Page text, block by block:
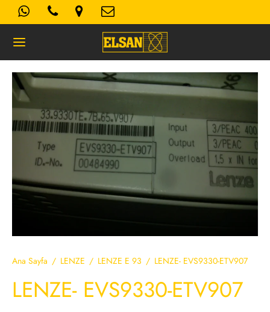
Ana Sayfa / LENZE / LENZE E 93 / LENZE- EVS9330-ETV907
LENZE- EVS9330-ETV907
Geri
AYDINLATMA METNI
Koşulları